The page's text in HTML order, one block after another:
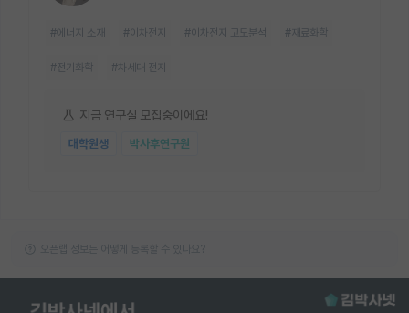
#에너지 소재 #이차전지 #이차전지 고도분석 #재료화학
#전기화학 #차세대 전지
지금 연구실 모집중이에요!
대학원생 박사후연구원
오픈랩 정보는 어떻게 등록할 수 있나요?